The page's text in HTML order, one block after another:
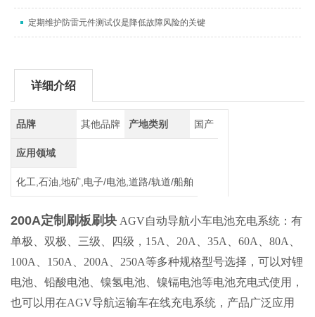
定期维护防雷元件测试仪是降低故障风险的关键
详细介绍
品牌 其他品牌 产地类别 国产
应用领域
化工,石油,地矿,电子/电池,道路/轨道/船舶
200A定制刷板刷块 AGV自动导航小车电池充电系统：有
单极、双极、三级、四级，15A、20A、35A、60A、80A、
100A、150A、200A、250A等多种规格型号选择，可以对锂
电池、铅酸电池、镍氢电池、镍镉电池等电池充电式使用，
也可以用在AGV导航运输车在线充电系统，产品广泛应用